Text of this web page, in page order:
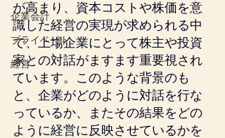
企業会計
プライベート
経営
が高まり、資本コストや株価を意
識した経営の実現が求められる中
で、上場企業にとって株主や投資
家との対話がますます重要視され
ています。このような背景のも
と、企業がどのように対話を行な
っているか、またその結果をどの
ように経営に反映させているかを